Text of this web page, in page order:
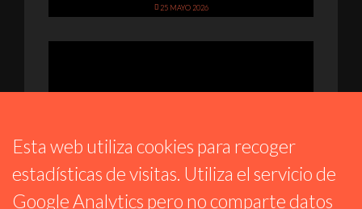
25 MAYO 2026
ESTRELLAS DE METAL
Esta web utiliza cookies para recoger
estadísticas de visitas. Utiliza el servicio de
Google Analytics pero no comparte datos